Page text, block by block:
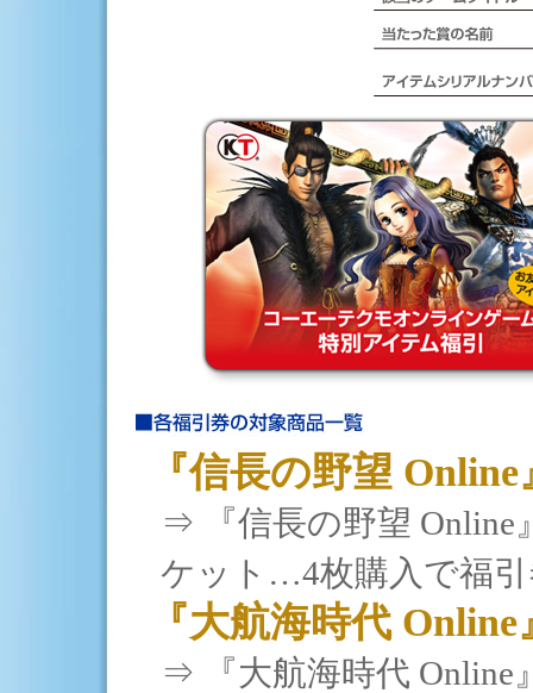
『信長の野望
⇒ 『信長の野望 Online
ケット…4枚購入で福引
『大航海時代
⇒ 『大航海時代 Online